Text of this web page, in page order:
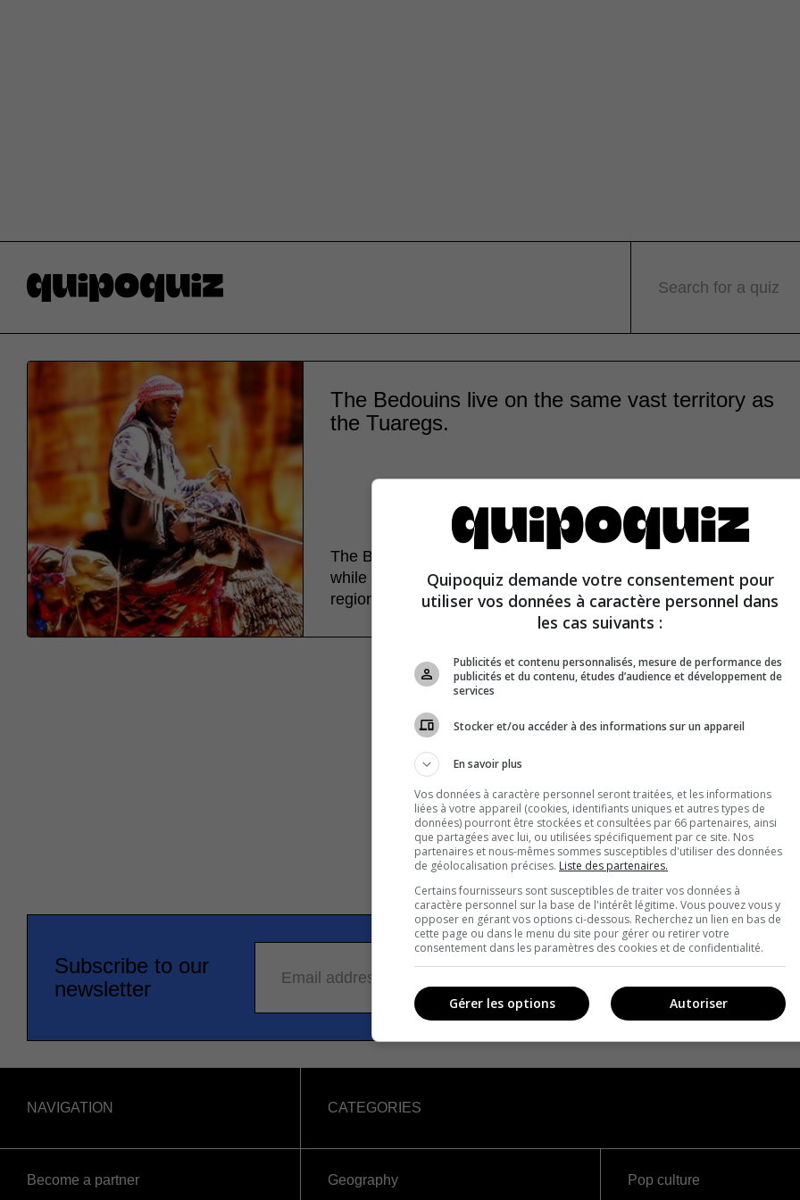
Search for a quiz
The Bedouins live on the same vast territory as
the Tuaregs.
The Bedouins live mainly in the deserts of Arabia, Syria, Sinai,
while the Tuareg live mainly in the Central Sahara and its
regions.
Subscribe to our
newsletter
Email address
NAVIGATION
Become a partner
CATEGORIES
Geography
Pop culture
Quipoquiz demande votre consentement pour
utiliser vos données à caractère personnel dans
les cas suivants :
Publicités et contenu personnalisés, mesure de performance des
publicités et du contenu, études d’audience et développement de
services
Stocker et/ou accéder à des informations sur un appareil
En savoir plus
Vos données à caractère personnel seront traitées, et les informations
liées à votre appareil (cookies, identifiants uniques et autres types de
données) pourront être stockées et consultées par 66 partenaires, ainsi
que partagées avec lui, ou utilisées spécifiquement par ce site. Nos
partenaires et nous-mêmes sommes susceptibles d'utiliser des données
de géolocalisation précises. Liste des partenaires.
Certains fournisseurs sont susceptibles de traiter vos données à
caractère personnel sur la base de l'intérêt légitime. Vous pouvez vous y
opposer en gérant vos options ci-dessous. Recherchez un lien en bas de
cette page ou dans le menu du site pour gérer ou retirer votre
consentement dans les paramètres des cookies et de confidentialité.
Autoriser
Gérer les options